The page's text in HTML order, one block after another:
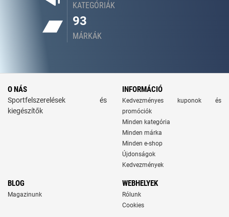
KATEGÓRIÁK
93
MÁRKÁK
O NÁS
Sportfelszerelések és
kiegészítők
INFORMÁCIÓ
Kedvezményes kuponok és
promóciók
Minden kategória
Minden márka
Minden e-shop
Újdonságok
Kedvezmények
BLOG
Magazinunk
WEBHELYEK
Rólunk
Cookies